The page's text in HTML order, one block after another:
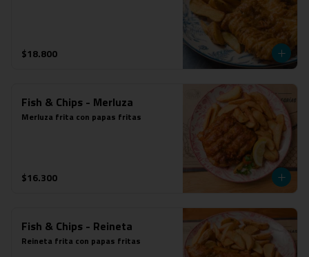
$18.800
Fish & Chips - Merluza
Merluza frita con papas fritas
$16.300
Fish & Chips - Reineta
Reineta frita con papas fritas